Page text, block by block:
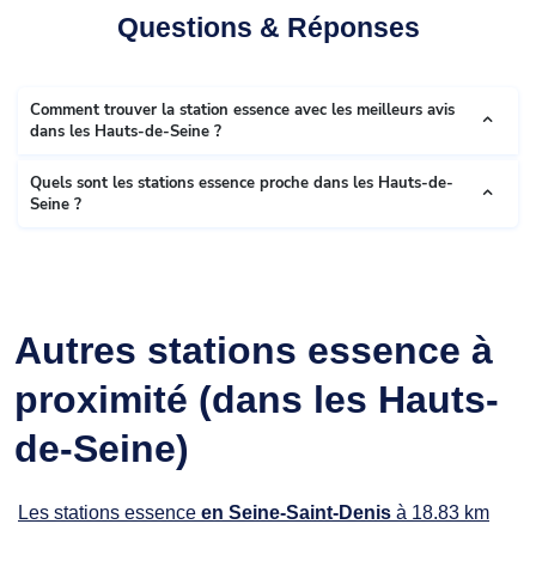
Questions & Réponses
Comment trouver la station essence avec les meilleurs avis
dans les Hauts-de-Seine ?
Quels sont les stations essence proche dans les Hauts-de-
Seine ?
Autres stations essence à
proximité (dans les Hauts-
de-Seine)
Les stations essence en Seine-Saint-Denis à 18.83 km